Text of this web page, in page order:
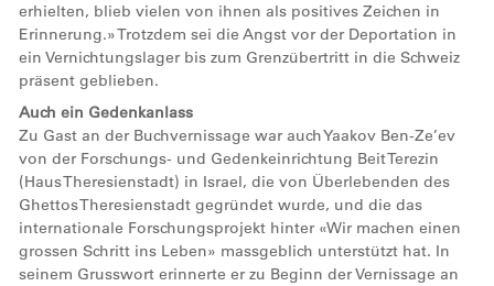
erhielten, blieb vielen von ihnen als positives Zeichen in
Erinnerung.» Trotzdem sei die Angst vor der Deportation in
ein Vernichtungslager bis zum Grenzübertritt in die Schweiz
präsent geblieben.
Auch ein Gedenkanlass
Zu Gast an der Buchvernissage war auch Yaakov Ben-Ze’ev
von der Forschungs- und Gedenkeinrichtung Beit Terezin
(Haus Theresienstadt) in Israel, die von Überlebenden des
Ghettos Theresienstadt gegründet wurde, und die das
internationale Forschungsprojekt hinter «Wir machen einen
grossen Schritt ins Leben» massgeblich unterstützt hat. In
seinem Grusswort erinnerte er zu Beginn der Vernissage an